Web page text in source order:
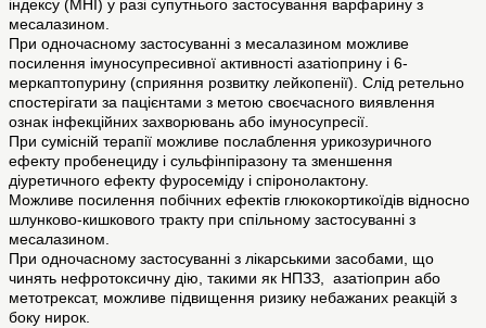
індексу (МНІ) у разі супутнього застосування варфарину з
месалазином.
При одночасному застосуванні з месалазином можливе
посилення імуносупресивної активності азатіоприну і 6-
меркаптопурину (сприяння розвитку лейкопенії). Слід ретельно
спостерігати за пацієнтами з метою своєчасного виявлення
ознак інфекційних захворювань або імуносупресії.
При сумісній терапії можливе послаблення урикозуричного
ефекту пробенециду і сульфінпіразону та зменшення
діуретичного ефекту фуросеміду і спіронолактону.
Можливе посилення побічних ефектів глюкокортикоїдів відносно
шлунково-кишкового тракту при спільному застосуванні з
месалазином.
При одночасному застосуванні з лікарськими засобами, що
чинять нефротоксичну дію, такими як НПЗЗ, азатіоприн або
метотрексат, можливе підвищення ризику небажаних реакцій з
боку нирок.